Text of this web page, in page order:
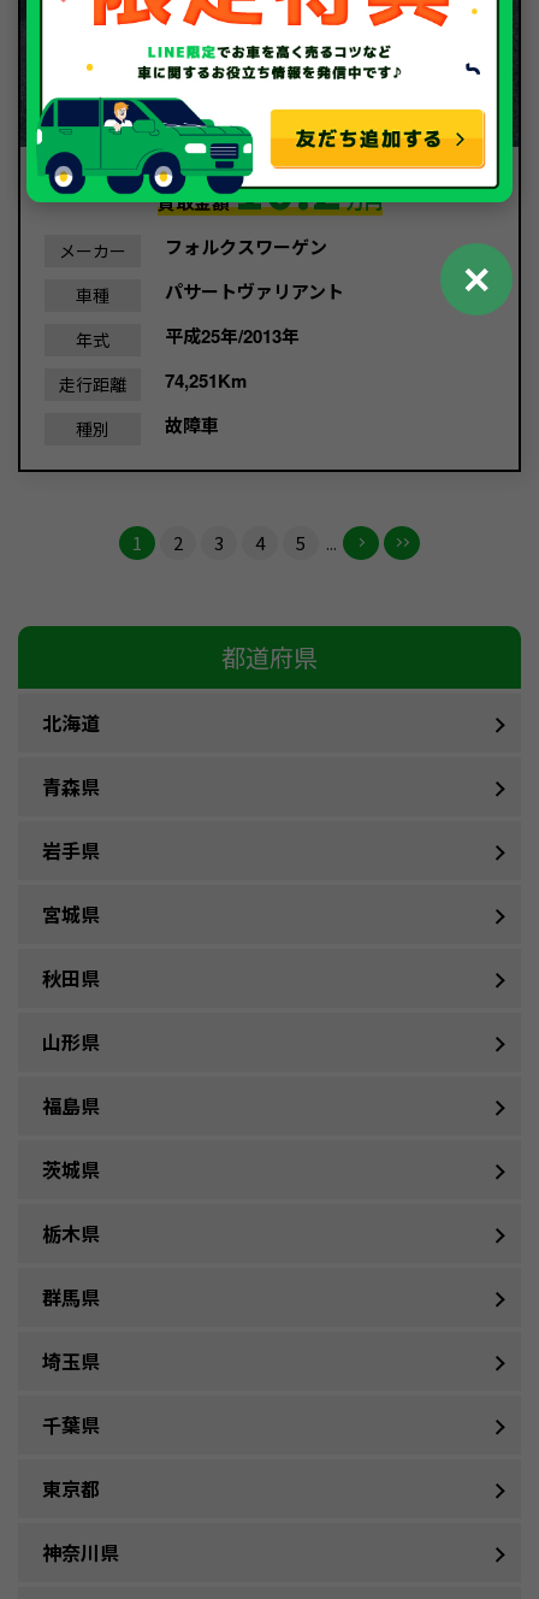
買取金額10.2万円
メーカー フォルクスワーゲン
車種 パサートヴァリアント
年式 平成25年/2013年
走行距離 74,251Km
種別 故障車
1 2 3 4 5 ...
都道府県
北海道
青森県
岩手県
宮城県
秋田県
山形県
福島県
茨城県
栃木県
群馬県
埼玉県
千葉県
東京都
神奈川県
✕